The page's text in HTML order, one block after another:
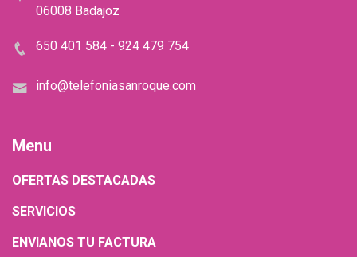
06008 Badajoz
650 401 584 - 924 479 754
info@telefoniasanroque.com
Menu
OFERTAS DESTACADAS
SERVICIOS
ENVIANOS TU FACTURA